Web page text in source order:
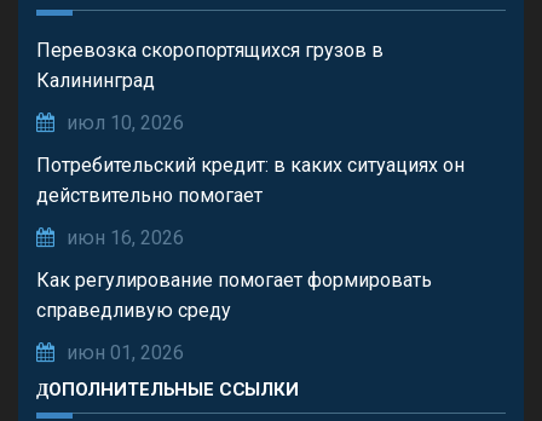
Перевозка скоропортящихся грузов в
Калининград
июл 10, 2026
Потребительский кредит: в каких ситуациях он
действительно помогает
июн 16, 2026
Как регулирование помогает формировать
справедливую среду
июн 01, 2026
ДОПОЛНИТЕЛЬНЫЕ ССЫЛКИ